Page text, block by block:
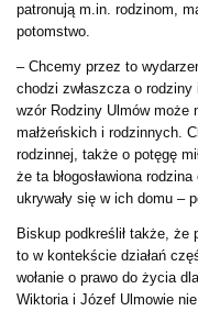
patronują m.in. rodzinom,
potomstwo.
– Chcemy przez to
chodzi zwłaszcza o
wzór Rodziny Ulmów może
małżeńskich i rodzinnych.
rodzinnej, także o potęgę
że ta błogosławiona
ukrywały się w ich domu –
Biskup podkreślił także, że
to w kontekście działań
wołanie o prawo do życia
Wiktoria i Józef Ulmowie